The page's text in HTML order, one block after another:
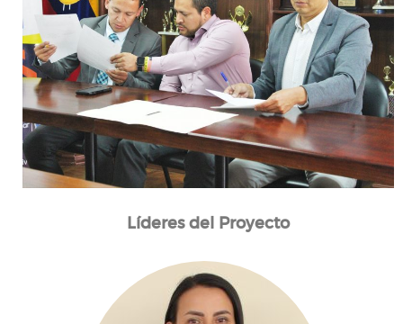
Líderes del Proyecto